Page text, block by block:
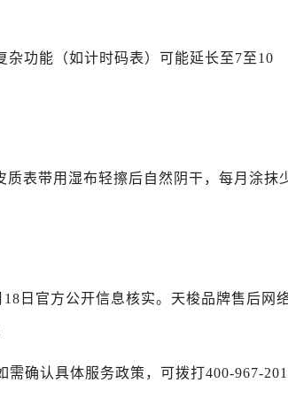
楼售后服务中心（需提前预约）
室售后服务中心（需提前预约）
售后服务中心（需提前预约）
（需提前预约）
修售后服务中心（需提前预约）
预约）
需提前预约）
提前预约）
需提前预约）
（需提前预约）
功能（如计时码表）可能延长至7至10
表带用湿布轻擦后自然阴干，每月涂抹
日官方公开信息核实。天梭品牌售后网
确认具体服务政策，可拨打400-967-